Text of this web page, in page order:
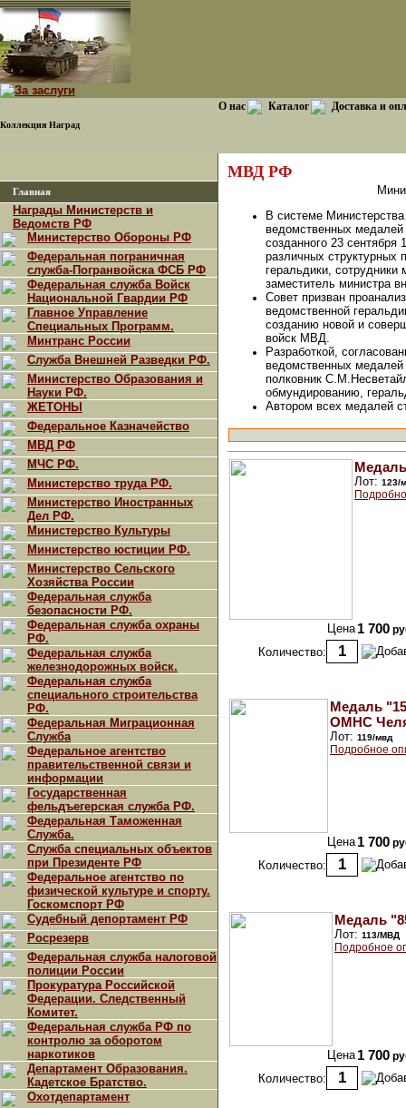
Коллекция Наград
О нас Каталог Доставка и
Главная
Награды Министерств и
Ведомств РФ
Министерство Обороны РФ
Федеральная пограничная
служба-Погранвойска ФСБ РФ
Федеральная служба Войск
Национальной Гвардии РФ
Главное Управление
Специальных Программ.
Минтранс России
Служба Внешней Разведки РФ.
Министерство Образования и
Науки РФ.
ЖЕТОНЫ
Федеральное Казначейство
МВД РФ
МЧС РФ.
Министерство труда РФ.
Министерство Иностранных
Дел РФ.
Министерство Культуры
Министерство юстиции РФ.
Министерство Сельского
Хозяйства России
Федеральная служба
безопасности РФ.
Федеральная служба охраны
РФ.
Федеральная служба
железнодорожных войск.
Федеральная служба
специального строительства
РФ.
Федеральная Миграционная
Служба
Федеральное агентство
правительственной связи и
информации
Государственная
фельдъегерская служба РФ.
Федеральная Таможенная
Служба.
Служба специальных объектов
при Президенте РФ
Федеральное агентство по
физической культуре и спорту.
Госкомспорт РФ
Судебный депортамент РФ
Росрезерв
Федеральная служба налоговой
полиции России
Прокуратура Российской
Федерации. Следственный
Комитет.
Федеральная служба РФ по
контролю за оборотом
наркотиков
Департамент Образования.
Кадетское Братство.
Охотдепартамент
МВД РФ
В системе
ведомственных
созданного 23
различных структурных
геральдики,
заместитель министра
Совет призван
ведомственной
созданию новой и
войск МВД.
Разработкой,
ведомственных медалей
полковник
обмундированию,
Автором всех медалей
Лот: 123/
Цена 1 700
Количество:
Медаль
ОМНС
Лот: 119/мвд
Подробное
Цена 1 700
Количество:
Медаль
Лот: 113/МВД
Подробное
Цена 1 700
Количество: